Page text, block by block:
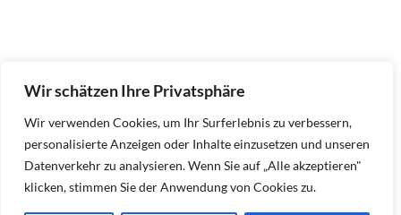
Wir schätzen Ihre Privatsphäre
Wir verwenden Cookies, um Ihr Surferlebnis zu verbessern,
personalisierte Anzeigen oder Inhalte einzusetzen und unseren
Datenverkehr zu analysieren. Wenn Sie auf „Alle akzeptieren"
klicken, stimmen Sie der Anwendung von Cookies zu.